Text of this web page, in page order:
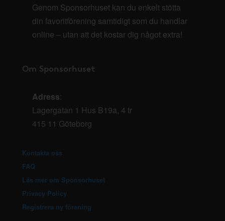
Genom Sponsorhuset kan du enkelt stötta
din favoritförening samtidigt som du handlar
online – utan att det kostar dig något extra!
Om Sponsorhuset
Adress:
Lagergatan 1 Hus B19a, 4 tr
415 11 Göteborg
Kontakta oss
FAQ
Läs mer om Sponsorhuset
Privacy Policy
Registrera ny förening